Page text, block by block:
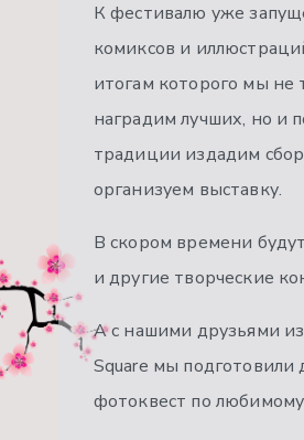
К фестивалю уже
комиксов и
итогам которого мы не
наградим лучших, но и
традиции издадим
организуем выставку.
В скором времени
и другие творческие
А с нашими друзьями
Square мы подготовили
фотоквест по